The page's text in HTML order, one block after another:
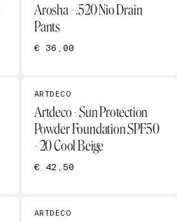
Arosha - .520 Nio Drain
Pants
€ 36,00
ARTDECO
Artdeco - Sun Protection
Powder Foundation SPF50
- 20 Cool Beige
€ 42,50
ARTDECO